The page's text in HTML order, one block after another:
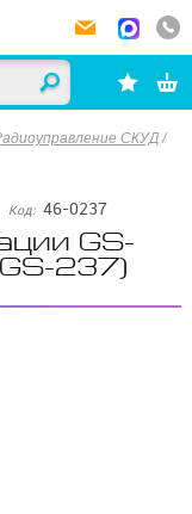
СКУД /
Код: 46-0237
GS-
237)